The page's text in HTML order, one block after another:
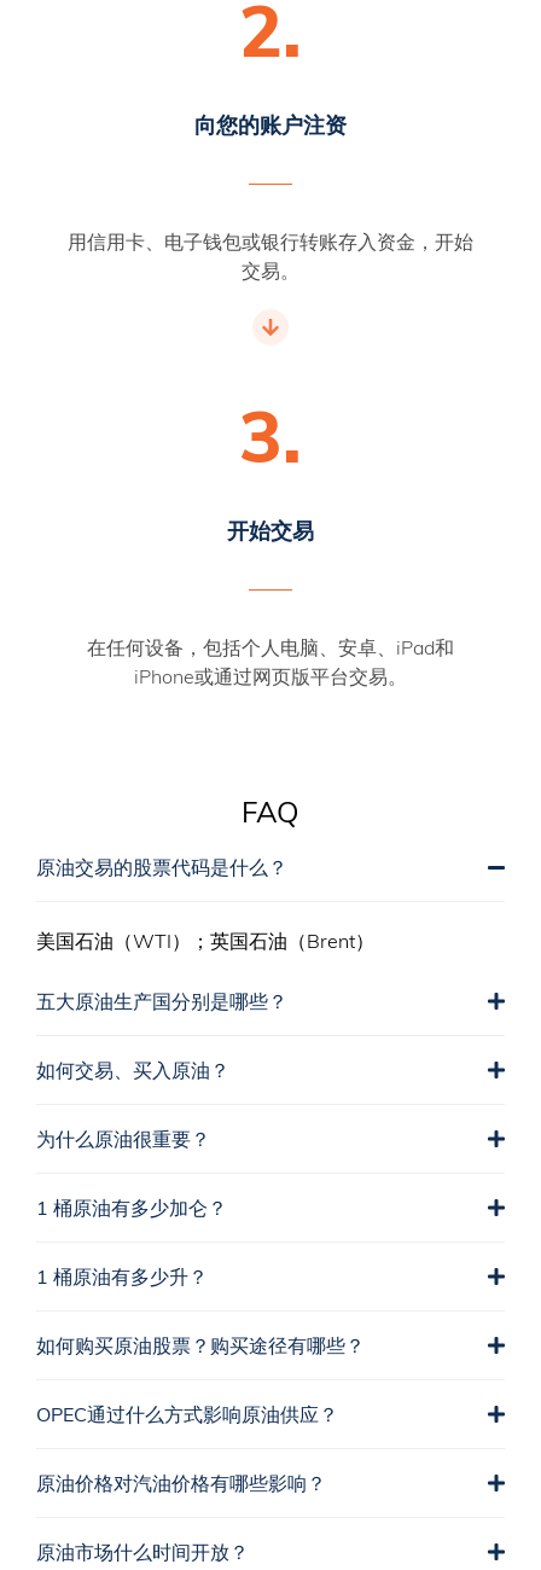
2.
向您的账户注资
用信用卡、电子钱包或银行转账存入资金，开始
交易。
3.
开始交易
在任何设备，包括个人电脑、安卓、iPad和
iPhone或通过网页版平台交易。
FAQ
原油交易的股票代码是什么？
美国石油（WTI）；英国石油（Brent）
五大原油生产国分别是哪些？
如何交易、买入原油？
为什么原油很重要？
1 桶原油有多少加仑？
1 桶原油有多少升？
如何购买原油股票？购买途径有哪些？
OPEC通过什么方式影响原油供应？
原油价格对汽油价格有哪些影响？
原油市场什么时间开放？